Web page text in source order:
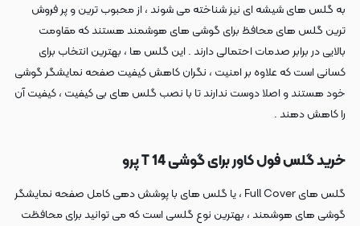
به گلس های شیشه ای نیز شناخته می شوند ، از محبوب ترین و پر فروش
ترین گلس های محافظ برای گوشی های هوشمند هستند که مقاومت
بالایی در برابر صدمات احتمالی دارند . این گلس ها ، بهترین انتخاب برای
کسانی است که علاوه بر امنیت ، نگران کاهش کیفیت صفحه نمایشگر گوشی
خود هستند و اصلا دوست ندارند تا با نصب گلس های بی کیفیت ، کیفیت آن
را کاهش دهند .
خرید گلس فول کاور برای گوشی 14 T پرو
گلس های Full Cover ، یا گلس های با پوشش دهی کامل صفحه نمایشگر
گوشی های هوشمند ، بهترین نوع گلسی است که می توانید برای محافظت